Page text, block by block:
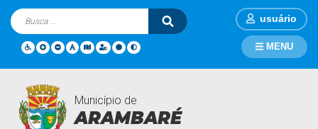
usuário
Município de
ARAMBARÉ
MENU
Secretarias